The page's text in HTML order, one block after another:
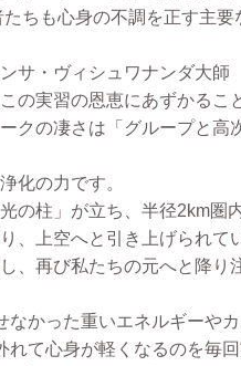
ちも心身の不調を正す主要
サ・ヴィシュワナンダ大師
の実習の恩恵にあずかるこ
クの凄さは「グループと高
化の力です。
の柱」が立ち、半径2km圏
、上空へと引き上げられて
、再び私たちの元へと降り
かった重いエネルギーやカ
て心身が軽くなるのを毎回